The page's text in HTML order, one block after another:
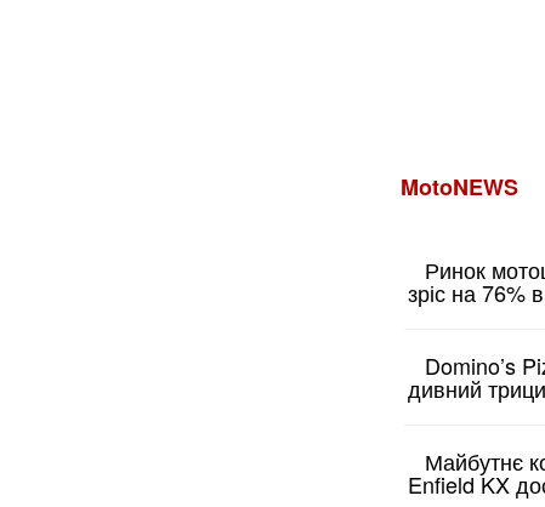
MotoNEWS
Ринок
зріс на 76%
Domino’s
дивний
Майбутнє
Enfield KX